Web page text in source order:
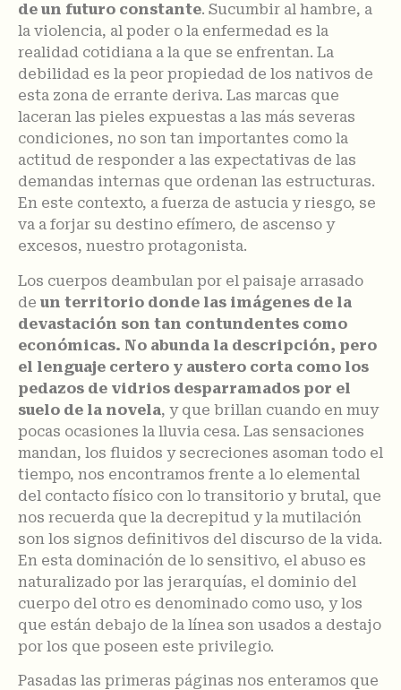
de un futuro constante. Sucumbir al hambre, a
la violencia, al poder o la enfermedad es la
realidad cotidiana a la que se enfrentan. La
debilidad es la peor propiedad de los nativos de
esta zona de errante deriva. Las marcas que
laceran las pieles expuestas a las más severas
condiciones, no son tan importantes como la
actitud de responder a las expectativas de las
demandas internas que ordenan las estructuras.
En este contexto, a fuerza de astucia y riesgo, se
va a forjar su destino efímero, de ascenso y
excesos, nuestro protagonista.
Los cuerpos deambulan por el paisaje arrasado
de un territorio donde las imágenes de la
devastación son tan contundentes como
económicas. No abunda la descripción, pero
el lenguaje certero y austero corta como los
pedazos de vidrios desparramados por el
suelo de la novela, y que brillan cuando en muy
pocas ocasiones la lluvia cesa. Las sensaciones
mandan, los fluidos y secreciones asoman todo el
tiempo, nos encontramos frente a lo elemental
del contacto físico con lo transitorio y brutal, que
nos recuerda que la decrepitud y la mutilación
son los signos definitivos del discurso de la vida.
En esta dominación de lo sensitivo, el abuso es
naturalizado por las jerarquías, el dominio del
cuerpo del otro es denominado como uso, y los
que están debajo de la línea son usados a destajo
por los que poseen este privilegio.
Pasadas las primeras páginas nos enteramos que